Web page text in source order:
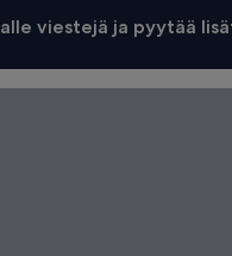
viestejä ja pyytää